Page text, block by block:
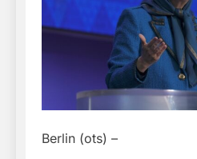
Berlin (ots) –